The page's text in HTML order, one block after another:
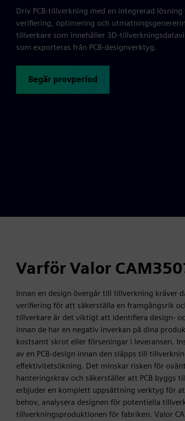
Driv PCB-tillverkning med en integrerad
verifiering, optimering och
tillverkare som innehåller 3D-
som exporteras från PCB-designverktyg.
Begär provperiod
Varför Valor
Innan en design övergår till tillverkning kräver
verifiering för att säkerställa en framgångsrik
tillverkare är det viktigt att identifiera design-
innan de har en negativ inverkan på dina
kostsamt skrot eller förseningar i leveransen.
av en PCB-design innan den släpps till
effektivitetsökning. Det minskar risken för
hanteringskrav och säkerställer att PCB byggs
erbjuder en komplett uppsättning verktyg för
behov, analysera designen för potentiella
tillverkningsproduktionen för fabriken. Valor